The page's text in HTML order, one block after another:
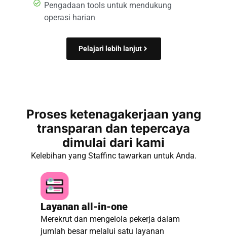
Pengadaan tools untuk mendukung
operasi harian
Pelajari lebih lanjut
Proses ketenagakerjaan yang
transparan dan tepercaya
dimulai dari kami
Kelebihan yang Staffinc tawarkan untuk Anda.
Layanan all-in-one
Merekrut dan mengelola pekerja dalam
jumlah besar melalui satu layanan